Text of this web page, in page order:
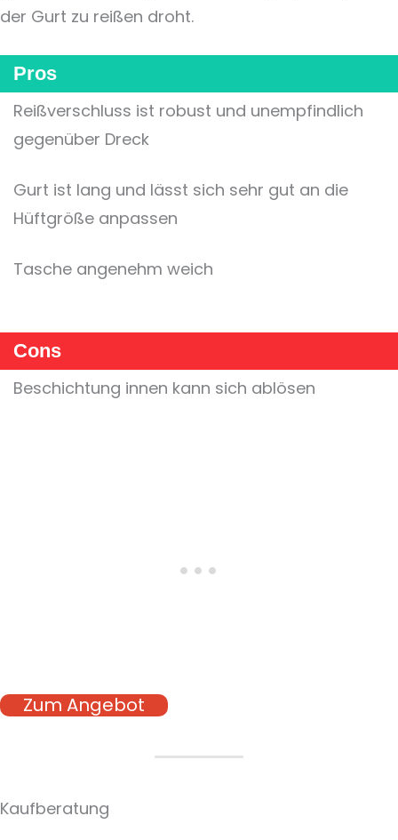
der Gurt zu reißen droht.
Pros
Reißverschluss ist robust und unempfindlich
gegenüber Dreck
Gurt ist lang und lässt sich sehr gut an die
Hüftgröße anpassen
Tasche angenehm weich
Cons
Beschichtung innen kann sich ablösen
Zum Angebot
Kaufberatung